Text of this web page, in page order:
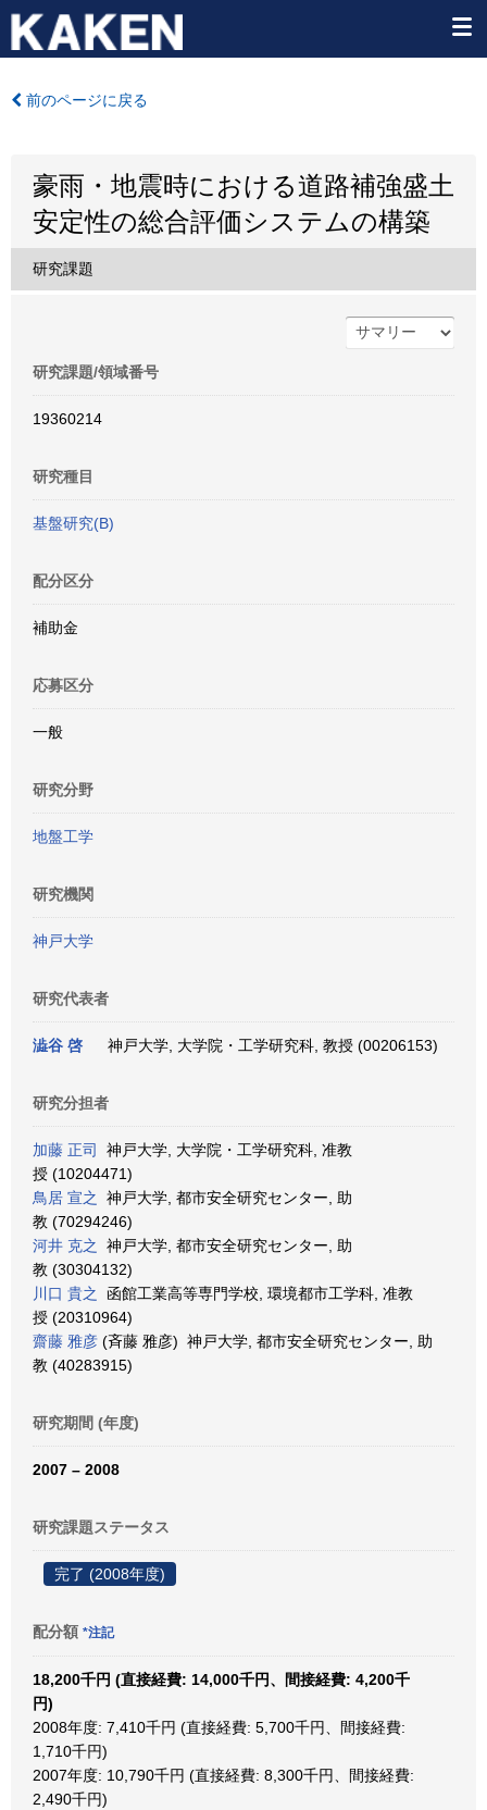
前のページに戻る
豪雨・地震時における道路補強盛土
安定性の総合評価システムの構築
研究課題
研究課題/領域番号
19360214
研究種目
基盤研究(B)
配分区分
補助金
応募区分
一般
研究分野
地盤工学
研究機関
神戸大学
研究代表者
澁谷 啓 神戸大学, 大学院・工学研究科, 教授 (00206153)
研究分担者
加藤 正司
神戸大学, 大学院・工学研究科, 准教
授 (10204471)
鳥居 宣之
神戸大学, 都市安全研究センター, 助
教 (70294246)
河井 克之
神戸大学, 都市安全研究センター, 助
教 (30304132)
川口 貴之
函館工業高等専門学校, 環境都市工学科, 准教
授 (20310964)
齋藤 雅彦 (斉藤 雅彦) 神戸大学, 都市安全研究センター, 助
教 (40283915)
研究期間 (年度)
2007 – 2008
研究課題ステータス
完了 (2008年度)
配分額 *注記
18,200千円 (直接経費: 14,000千円、間接経費: 4,200千
円)
2008年度: 7,410千円 (直接経費: 5,700千円、間接経費:
1,710千円)
2007年度: 10,790千円 (直接経費: 8,300千円、間接経費:
2,490千円)